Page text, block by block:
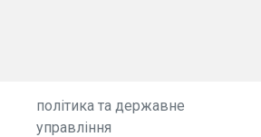
політика та державне
управління